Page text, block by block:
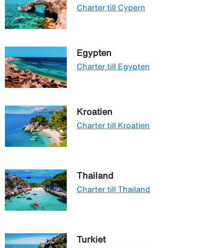
Charter till Cypern
Egypten
Charter till Egypten
Kroatien
Charter till Kroatien
Thailand
Charter till Thailand
Turkiet